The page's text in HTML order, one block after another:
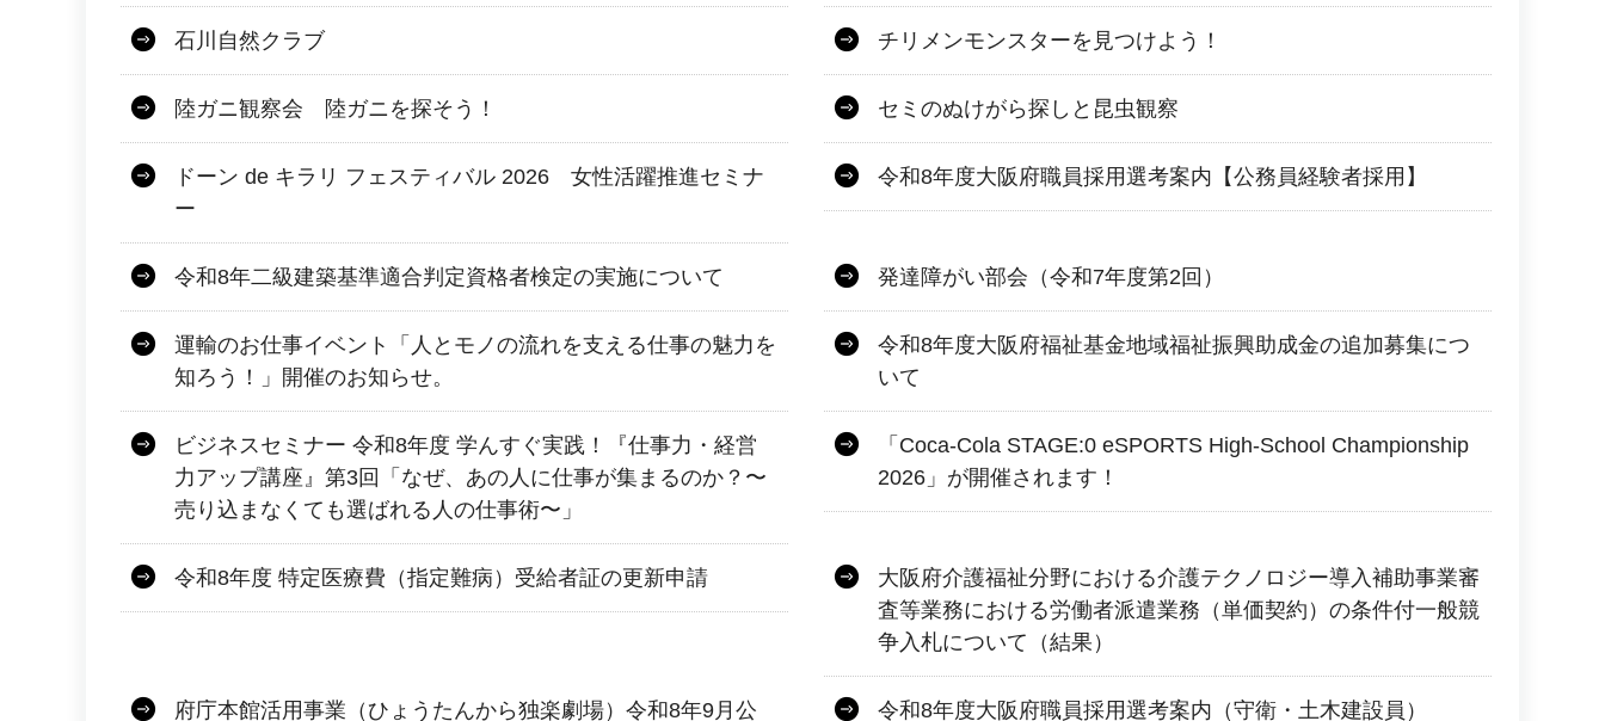
石川自然クラブ チリメンモンスターを見つけよう！
陸ガニ観察会 陸ガニを探そう！ セミのぬけがら探しと昆虫観察
ドーン de キラリ フェスティバル 2026 女性活躍推進セミナ
ー
令和8年度大阪府職員採用選考案内【公務員経験者採用】
令和8年二級建築基準適合判定資格者検定の実施について 発達障がい部会（令和7年度第2回）
運輸のお仕事イベント「人とモノの流れを支える仕事の魅力を
知ろう！」開催のお知らせ。
令和8年度大阪府福祉基金地域福祉振興助成金の追加募集につ
いて
ビジネスセミナー 令和8年度 学んすぐ実践！『仕事力・経営
力アップ講座』第3回「なぜ、あの人に仕事が集まるのか？〜
売り込まなくても選ばれる人の仕事術〜」
「Coca-Cola STAGE:0 eSPORTS High-School Championship
2026」が開催されます！
令和8年度 特定医療費（指定難病）受給者証の更新申請
大阪府介護福祉分野における介護テクノロジー導入補助事業審
査等業務における労働者派遣業務（単価契約）の条件付一般競
争入札について（結果）
府庁本館活用事業（ひょうたんから独楽劇場）令和8年9月公 令和8年度大阪府職員採用選考案内（守衛・土木建設員）